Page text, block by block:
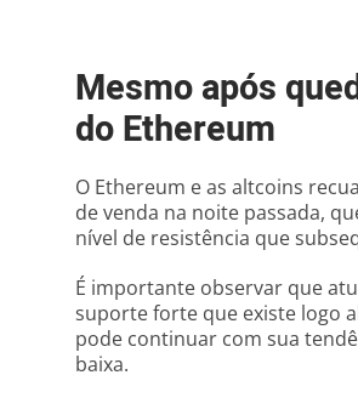
Mesmo após
do Ethereum
O Ethereum e as altcoins
de venda na noite passada,
nível de resistência que
É importante observar que
suporte forte que existe logo
pode continuar com sua
baixa.